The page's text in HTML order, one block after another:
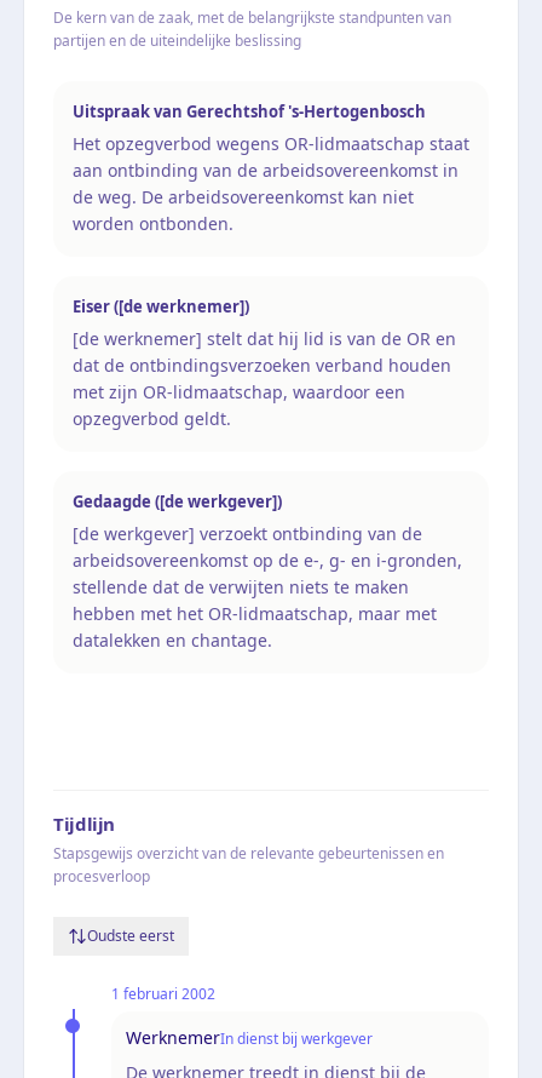
De kern van de zaak, met de belangrijkste standpunten van
partijen en de uiteindelijke beslissing
Uitspraak van Gerechtshof 's-Hertogenbosch
Het opzegverbod wegens OR-lidmaatschap staat
aan ontbinding van de arbeidsovereenkomst in
de weg. De arbeidsovereenkomst kan niet
worden ontbonden.
Eiser ([de werknemer])
[de werknemer] stelt dat hij lid is van de OR en
dat de ontbindingsverzoeken verband houden
met zijn OR-lidmaatschap, waardoor een
opzegverbod geldt.
Gedaagde ([de werkgever])
[de werkgever] verzoekt ontbinding van de
arbeidsovereenkomst op de e-, g- en i-gronden,
stellende dat de verwijten niets te maken
hebben met het OR-lidmaatschap, maar met
datalekken en chantage.
Tijdlijn
Stapsgewijs overzicht van de relevante gebeurtenissen en
procesverloop
Oudste eerst
1 februari 2002
WerknemerIn dienst bij werkgever
De werknemer treedt in dienst bij de